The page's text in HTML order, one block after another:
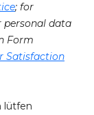
; for
data
Form
Satisfaction
lütfen